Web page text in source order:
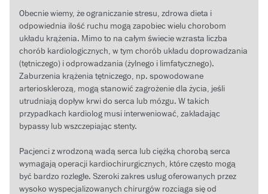
Obecnie wiemy, że ograniczanie stresu, zdrowa dieta i
odpowiednia ilość ruchu mogą zapobiec wielu chorobom
układu krążenia. Mimo to na całym świecie wzrasta liczba
chorób kardiologicznych, w tym chorób układu doprowadzania
(tętniczego) i odprowadzania (żylnego i limfatycznego).
Zaburzenia krążenia tętniczego, np. spowodowane
arteriosklerozą, mogą stanowić zagrożenie dla życia, jeśli
utrudniają dopływ krwi do serca lub mózgu. W takich
przypadkach kardiolog musi interweniować, zakładając
bypassy lub wszczepiając stenty.
Pacjenci z wrodzoną wadą serca lub ciężką chorobą serca
wymagają operacji kardiochirurgicznych, które często mogą
być bardzo rozległe. Szeroki zakres usług oferowanych przez
wysoko wyspecjalizowanych chirurgów rozciąga się od